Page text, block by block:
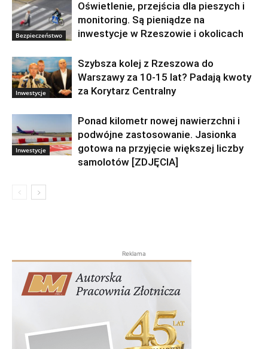
Bezpieczeństwo
Oświetlenie, przejścia dla pieszych i
monitoring. Są pieniądze na
inwestycje w Rzeszowie i okolicach
Inwestycje
Szybsza kolej z Rzeszowa do
Warszawy za 10-15 lat? Padają kwoty
za Korytarz Centralny
Inwestycje
Ponad kilometr nowej nawierzchni i
podwójne zastosowanie. Jasionka
gotowa na przyjęcie większej liczby
samolotów [ZDJĘCIA]
Reklama